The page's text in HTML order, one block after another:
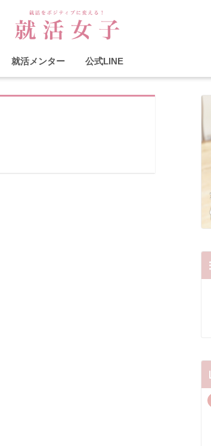
就活メンター 公式LINE